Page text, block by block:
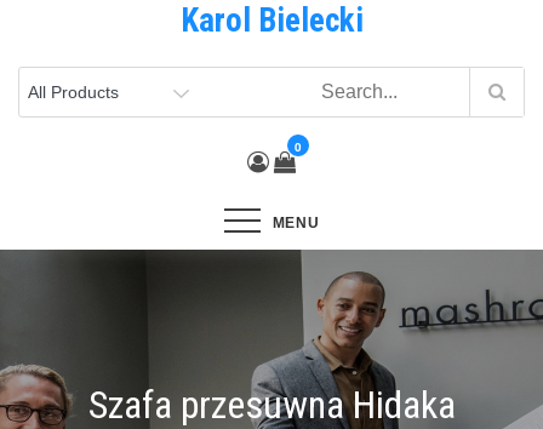
content
Karol Bielecki
0
MENU
Szafa przesuwna Hidaka